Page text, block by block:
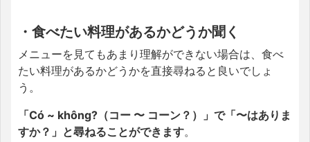
・食べたい料理があるかどうか聞く
メニューを見てもあまり理解ができない場合は、食べ
たい料理があるかどうかを直接尋ねると良いでしょ
う。
「Có ~ không?（コー 〜 コーン？）」で「〜はありま
すか？」と尋ねることができます。